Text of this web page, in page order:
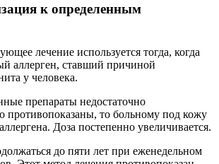
к определенным
лечение используется тогда, когда
аллерген, ставший причиной
у человека.
препараты недостаточно
противопоказаны, то больному под кожу
Доза постепенно увеличивается.
до пяти лет при еженедельном